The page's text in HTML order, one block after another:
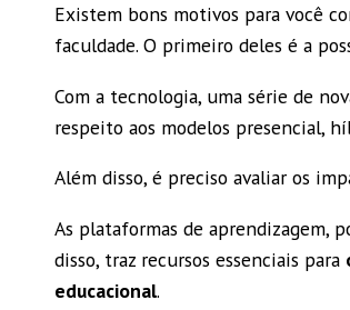
Existem bons motivos para você
faculdade. O primeiro deles é a
Com a tecnologia, uma série de
respeito aos modelos presencial,
Além disso, é preciso avaliar os
As plataformas de aprendizagem,
disso, traz recursos essenciais para
educacional.